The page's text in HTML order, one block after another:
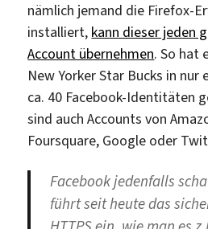
nämlich jemand die Firefox-
installiert, kann dieser jeden
Account übernehmen. So hat
New Yorker Star Bucks in nur
ca. 40 Facebook-Identitäten
sind auch Accounts von
Foursquare, Google oder
Facebook jedenfalls
führt seit heute das